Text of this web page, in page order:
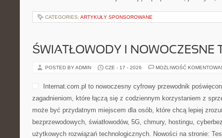
CATEGORIES: ARTYKUŁY SPONSOROWANE
ŚWIATŁOWODY I NOWOCZESNE
POSTED BY ADMIN CZE - 17 - 2026 MOŻLIWOŚĆ
Internat.com.pl to nowoczesny cyfrowy przewodnik
zagadnieniom, które łączą się z codziennym korzystaniem z
może być przydatnym miejscem dla osób, które chcą lepiej
bezprzewodowych, światłowodów, 5G, chmury, hostingu,
użytkowych rozwiązań technologicznych. Nowości na stronie: